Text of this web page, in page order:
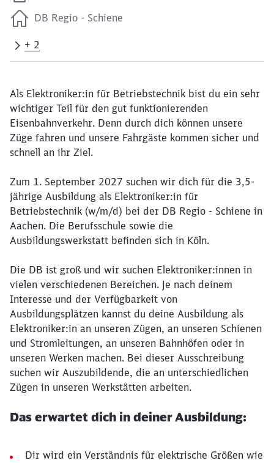
DB Regio - Schiene
+ 2
Als Elektroniker:in für Betriebstechnik bist du ein sehr
wichtiger Teil für den gut funktionierenden
Eisenbahnverkehr. Denn durch dich können unsere
Züge fahren und unsere Fahrgäste kommen sicher und
schnell an ihr Ziel.
Zum 1. September 2027 suchen wir dich für die 3,5-
jährige Ausbildung als Elektroniker:in für
Betriebstechnik (w/m/d) bei der DB Regio - Schiene in
Aachen. Die Berufsschule sowie die
Ausbildungswerkstatt befinden sich in Köln.
Die DB ist groß und wir suchen Elektroniker:innen in
vielen verschiedenen Bereichen. Je nach deinem
Interesse und der Verfügbarkeit von
Ausbildungsplätzen kannst du deine Ausbildung als
Elektroniker:in an unseren Zügen, an unseren Schienen
und Stromleitungen, an unseren Bahnhöfen oder in
unseren Werken machen. Bei dieser Ausschreibung
suchen wir Auszubildende, die an unterschiedlichen
Zügen in unseren Werkstätten arbeiten.
Das erwartet dich in deiner Ausbildung:
Dir wird ein Verständnis für elektrische Größen wie